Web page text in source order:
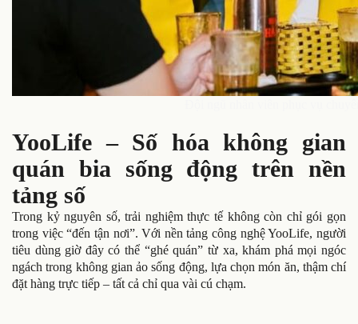
YooLife – Số hóa không gian
quán bia sống động trên nền
tảng số
Trong kỷ nguyên số, trải nghiệm thực tế không còn chỉ gói gọn
trong việc “đến tận nơi”. Với nền tảng công nghệ YooLife, người
tiêu dùng giờ đây có thể “ghé quán” từ xa, khám phá mọi ngóc
ngách trong không gian ảo sống động, lựa chọn món ăn, thậm chí
đặt hàng trực tiếp – tất cả chỉ qua vài cú chạm.